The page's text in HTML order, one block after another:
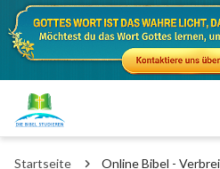
Startseite Online Bibel -
Das alte Testament
1. Mose